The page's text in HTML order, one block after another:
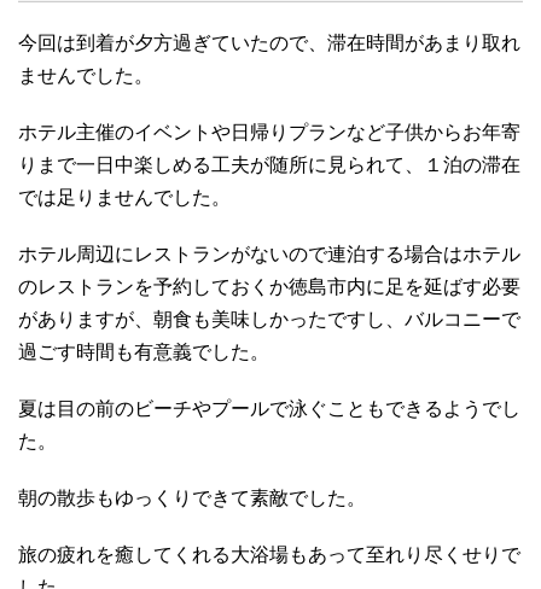
今回は到着が夕方過ぎていたので、滞在時間があまり取れ
ませんでした。
ホテル主催のイベントや日帰りプランなど子供からお年寄
りまで一日中楽しめる工夫が随所に見られて、１泊の滞在
では足りませんでした。
ホテル周辺にレストランがないので連泊する場合はホテル
のレストランを予約しておくか徳島市内に足を延ばす必要
がありますが、朝食も美味しかったですし、バルコニーで
過ごす時間も有意義でした。
夏は目の前のビーチやプールで泳ぐこともできるようでし
た。
朝の散歩もゆっくりできて素敵でした。
旅の疲れを癒してくれる大浴場もあって至れり尽くせりで